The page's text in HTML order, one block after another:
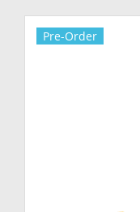
Pre-Order